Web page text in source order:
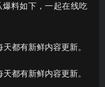
料如下，一起在线吃
都有新鲜内容更新。
天都有新鲜内容更新。